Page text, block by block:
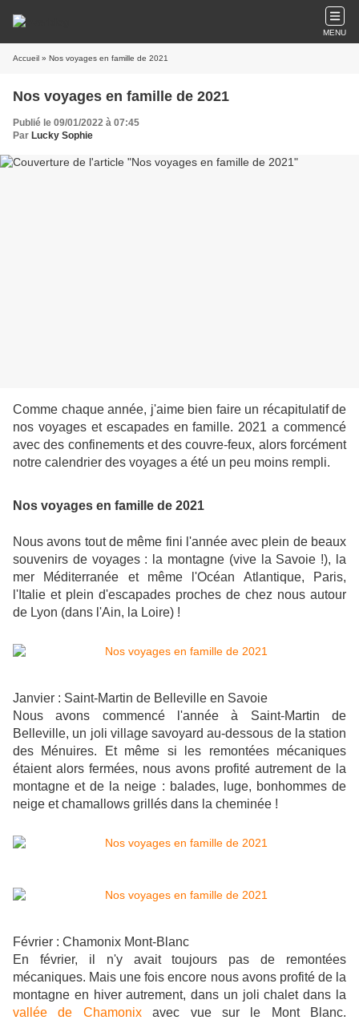
MENU
Accueil » Nos voyages en famille de 2021
Nos voyages en famille de 2021
Publié le 09/01/2022 à 07:45
Par Lucky Sophie
Comme chaque année, j'aime bien faire un récapitulatif de
nos voyages et escapades en famille. 2021 a commencé
avec des confinements et des couvre-feux, alors forcément
notre calendrier des voyages a été un peu moins rempli.
Nos voyages en famille de 2021
Nous avons tout de même fini l'année avec plein de beaux
souvenirs de voyages : la montagne (vive la Savoie !), la
mer Méditerranée et même l'Océan Atlantique, Paris,
l'Italie et plein d'escapades proches de chez nous autour
de Lyon (dans l'Ain, la Loire) !
Janvier : Saint-Martin de Belleville en Savoie
Nous avons commencé l'année à Saint-Martin de
Belleville, un joli village savoyard au-dessous de la station
des Ménuires. Et même si les remontées mécaniques
étaient alors fermées, nous avons profité autrement de la
montagne et de la neige : balades, luge, bonhommes de
neige et chamallows grillés dans la cheminée !
Février : Chamonix Mont-Blanc
En février, il n'y avait toujours pas de remontées
mécaniques. Mais une fois encore nous avons profité de la
montagne en hiver autrement, dans un joli chalet dans la
vallée de Chamonixavec vue sur le Mont Blanc.